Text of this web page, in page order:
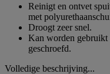
Reinigt en ontvet
met
Droogt zeer snel.
Kan worden gebruikt
geschroefd.
Volledige beschrijving...